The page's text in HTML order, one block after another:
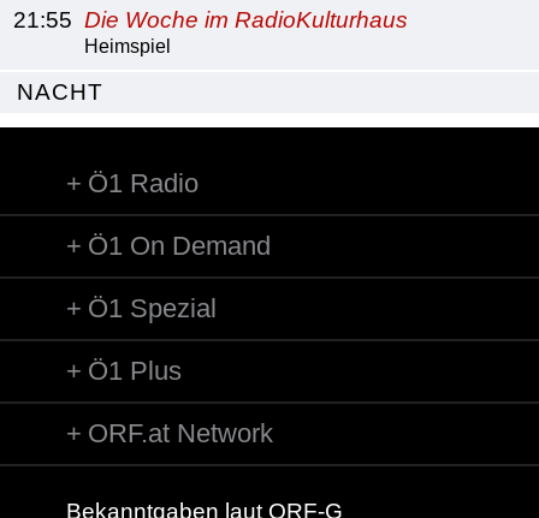
21:55 Die Woche im RadioKulturhaus
Heimspiel
NACHT
Ö1 Radio
Ö1 On Demand
Ö1 Spezial
Ö1 Plus
ORF.at Network
Bekanntgaben laut ORF-G